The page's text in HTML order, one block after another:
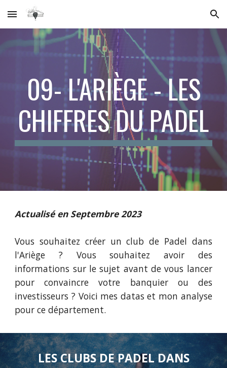
Skip to main content Skip to navigation
09-L'ARIÈGE- LES
CHIFFRES DU PADEL
Actualisé en Septembre 2023
Vous souhaitez créer un club de Padel dans
l'Ariège ? Vous souhaitez avoir des
informations sur le sujet avant de vous lancer
pour convaincre votre banquier ou des
investisseurs ? Voici mes datas et mon analyse
pour ce département.
LES CLUBS DE PADEL DANS